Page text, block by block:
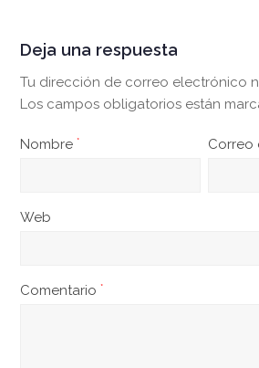
Deja una respuesta
Tu dirección de correo electrónico
Los campos obligatorios están
Nombre*
Web
Comentario*